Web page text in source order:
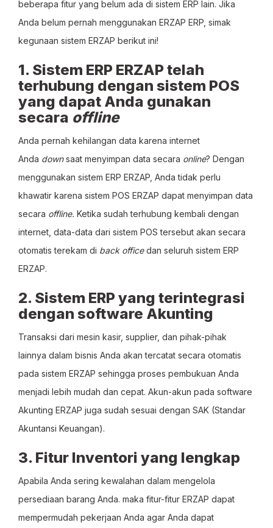
beberapa fitur yang belum ada di sistem ERP lain. Jika
Anda belum pernah menggunakan ERZAP ERP, simak
kegunaan sistem ERZAP berikut ini!
1. Sistem ERP ERZAP telah
terhubung dengan sistem POS
yang dapat Anda gunakan
secara offline
Anda pernah kehilangan data karena internet
Anda downsaat menyimpan data secara online? Dengan
menggunakan sistem ERP ERZAP, Anda tidak perlu
khawatir karena sistem POS ERZAP dapat menyimpan data
secara offline. Ketika sudah terhubung kembali dengan
internet, data-data dari sistem POS tersebut akan secara
otomatis terekam di back officedan seluruh sistem ERP
ERZAP.
2. Sistem ERP yang terintegrasi
dengan software Akunting
Transaksi dari mesin kasir, supplier, dan pihak-pihak
lainnya dalam bisnis Anda akan tercatat secara otomatis
pada sistem ERZAP sehingga proses pembukuan Anda
menjadi lebih mudah dan cepat. Akun-akun pada software
Akunting ERZAP juga sudah sesuai dengan SAK (Standar
Akuntansi Keuangan).
3. Fitur Inventori yang lengkap
Apabila Anda sering kewalahan dalam mengelola
persediaan barang Anda. maka fitur-fitur ERZAP dapat
mempermudah pekerjaan Anda agar Anda dapat